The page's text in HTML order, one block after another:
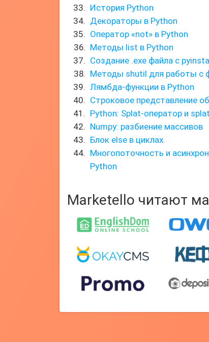
История Python
Декораторы в Python
Оператор «not» в Python
Методы list в Python
Создание .exe файла с
Методы shutil для работы с
Лямбда-функции в Python
Строковое представление
Python: Splat-оператор и
Numpy: разбиение массивов
Блок else в циклах.
Многопоточность и
Python
Marketello читают